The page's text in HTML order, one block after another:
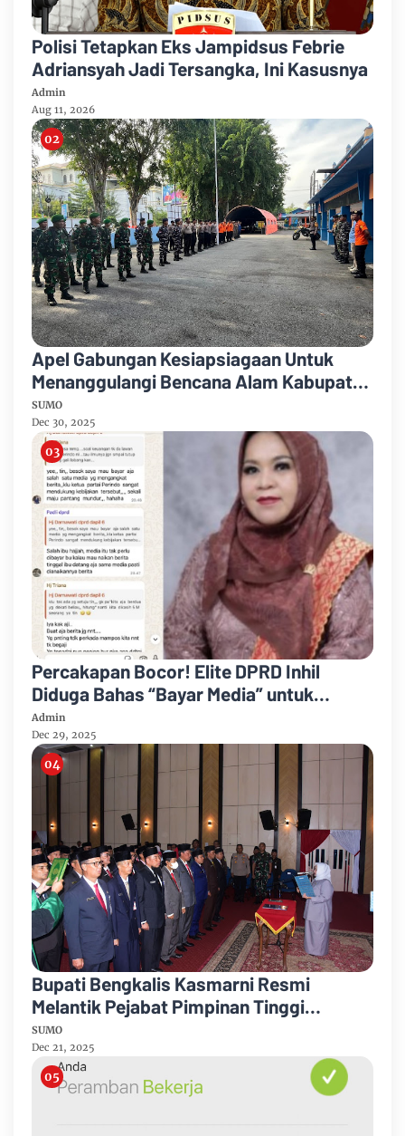
Polisi Tetapkan Eks Jampidsus Febrie
Adriansyah Jadi Tersangka, Ini Kasusnya
Admin
Aug 11, 2026
Apel Gabungan Kesiapsiagaan Untuk
Menanggulangi Bencana Alam Kabupaten
Bengkalis
SUMO
Dec 30, 2025
Percakapan Bocor! Elite DPRD Inhil
Diduga Bahas “Bayar Media” untuk
Dukung Kebijakan
Admin
Dec 29, 2025
Bupati Bengkalis Kasmarni Resmi
Melantik Pejabat Pimpinan Tinggi
Pratama
SUMO
Dec 21, 2025